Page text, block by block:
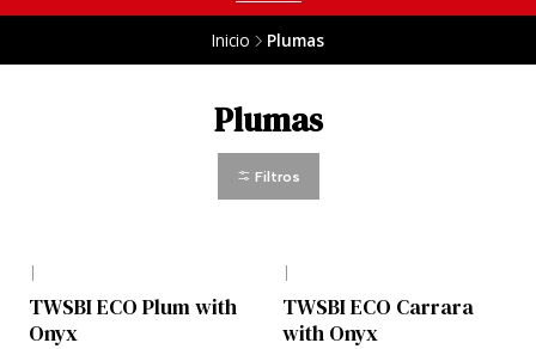
Inicio Plumas
Plumas
Filtros
|
TWSBI ECO Plum with
Onyx
|
TWSBI ECO Carrara
with Onyx